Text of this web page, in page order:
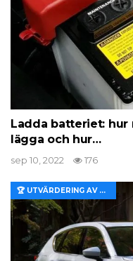
Ladda batteriet: hur
lägga och hur…
sep 10, 2022 176
🏆 UTVÄRDERING AV EGENSKAPER OCH VÄRDE